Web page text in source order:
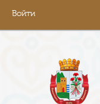
Войти
АДМИНИСТРАЦИЯ